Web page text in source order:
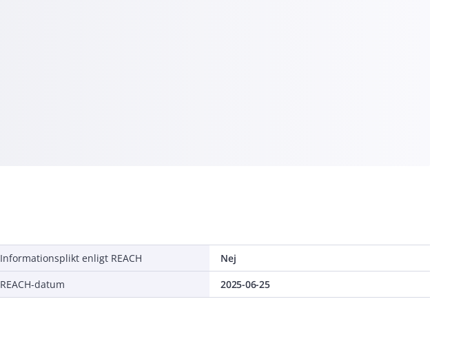
Informationsplikt enligt REACH
Nej
REACH-datum
2025-06-25